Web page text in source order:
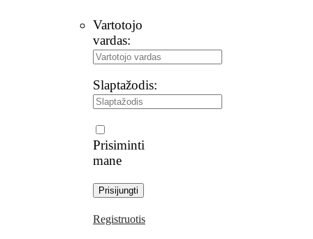
Vartotojo
vardas:
Slaptažodis:
Prisiminti
mane
Registruotis